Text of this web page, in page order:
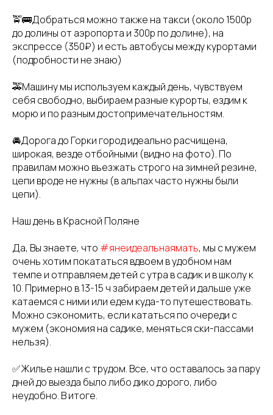
🚖🚌Добраться можно также на такси (около 1500р
до долины от аэропорта и 300р по долине), на
экспрессе (350₽) и есть автобусы между курортами
(подробности не знаю)
🚕Машину мы используем каждый день, чувствуем
себя свободно, выбираем разные курорты, ездим к
морю и по разным достопримечательностям.
🚘Дорога до Горки город идеально расчищена,
широкая, везде отбойными (видно на фото). По
правилам можно въезжать строго на зимней резине,
цепи вроде не нужны (в альпах часто нужны были
цепи).
Наш день в Красной Поляне
Да, Вы знаете, что #янеидеальнаямать, мы с мужем
очень хотим покататься вдвоем в удобном нам
темпе и отправляем детей с утра в садик и в школу к
10. Примерно в 13-15 ч забираем детей и дальше уже
катаемся с ними или едем куда-то путешествовать.
Можно сэкономить, если кататься по очереди с
мужем (экономия на садике, меняться ски-пассами
нельзя).
✅Жилье нашли с трудом. Все, что оставалось за пару
дней до выезда было либо дико дорого, либо
неудобно. В итоге.